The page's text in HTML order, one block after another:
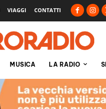
VIAGGI CONTATTI
MUSICA LA RADIO